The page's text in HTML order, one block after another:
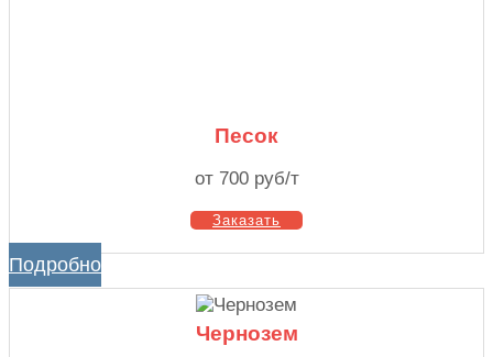
Песок
от 700 руб/т
Заказать
Подробно
Чернозем